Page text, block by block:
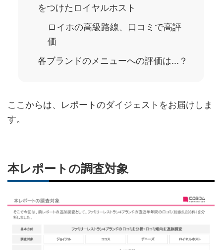
をつけたロイヤルホスト
ロイホの高級路線、口コミで高評
価
各ブランドのメニューへの評価は...？
ここからは、レポートのダイジェストをお届けしま
す。
本レポートの調査対象